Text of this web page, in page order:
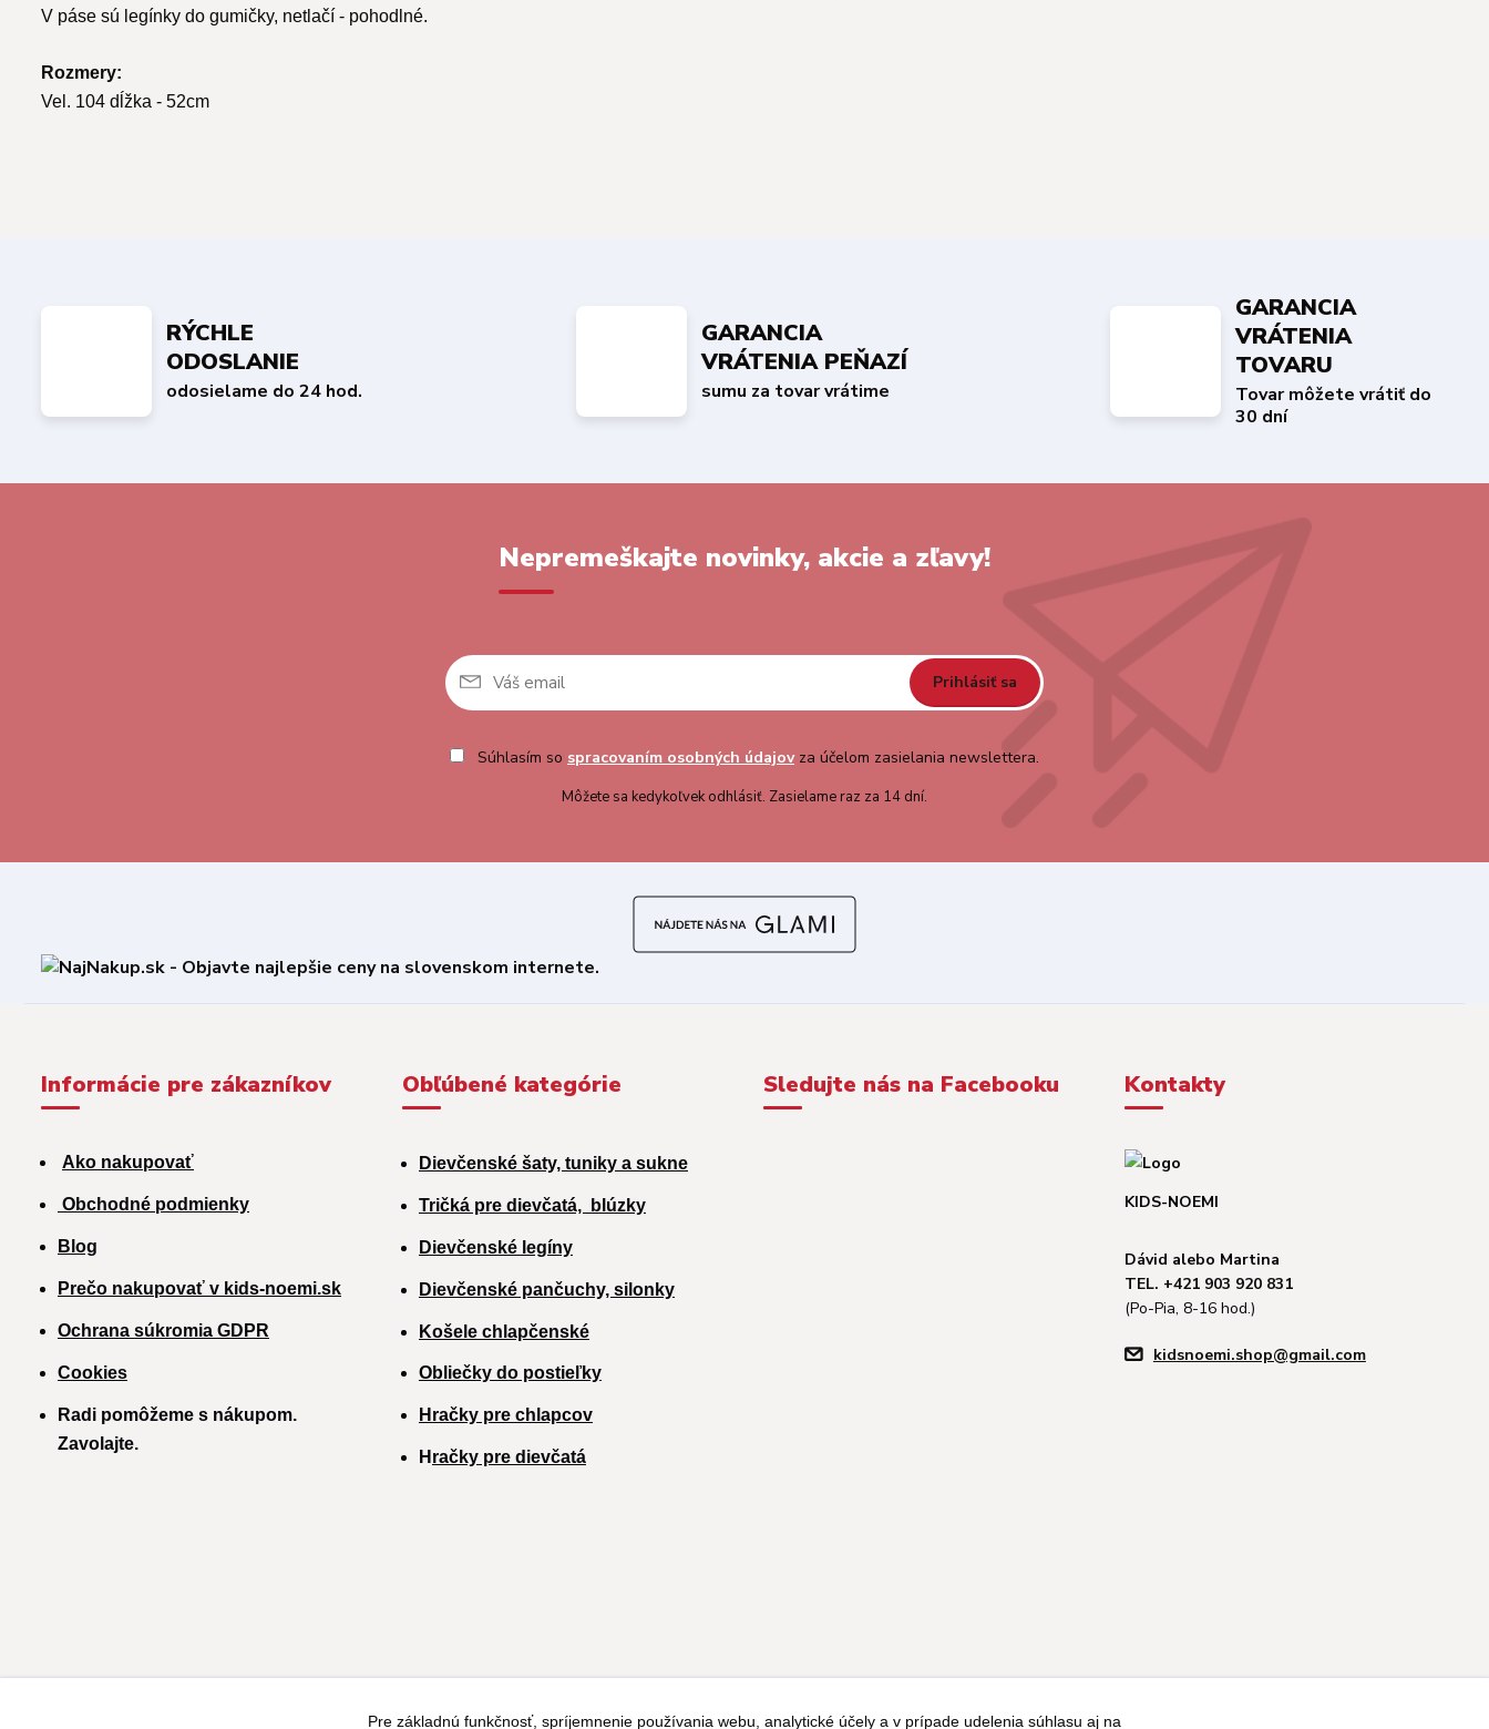
V páse sú legínky do gumičky, netlačí - pohodlné.
Rozmery:
Vel. 104 dĺžka - 52cm
RÝCHLE
ODOSLANIE
odosielame do 24 hod.
GARANCIA
VRÁTENIA PEŇAZÍ
sumu za tovar vrátime
GARANCIA
VRÁTENIA
TOVARU
Tovar môžete vrátiť do
30 dní
Nepremeškajte novinky, akcie a zľavy!
Prihlásiť sa
Súhlasím so spracovaním osobných údajovza účelom zasielania newslettera.
Môžete sa kedykoľvek odhlásiť. Zasielame raz za 14 dní.
Informácie pre zákazníkov
Ako nakupovať
Obchodné podmienky
Blog
Prečo nakupovať v kids-noemi.sk
Ochrana súkromia GDPR
Cookies
Radi pomôžeme s nákupom.
Zavolajte.
Obľúbené kategórie
Dievčenské šaty, tuniky a sukne
Tričká pre dievčatá, blúzky
Dievčenské legíny
Dievčenské pančuchy, silonky
Košele chlapčenské
Obliečky do postieľky
Hračky pre chlapcov
H račky pre dievčatá
Sledujte nás na Facebooku Kontakty
KIDS-NOEMI
Dávid alebo Martina
TEL. +421 903 920 831
(Po-Pia, 8-16 hod.)
kidsnoemi.shop@gmail.com
Pre základnú funkčnosť, spríjemnenie používania webu, analytické účely a v prípade udelenia súhlasu aj na